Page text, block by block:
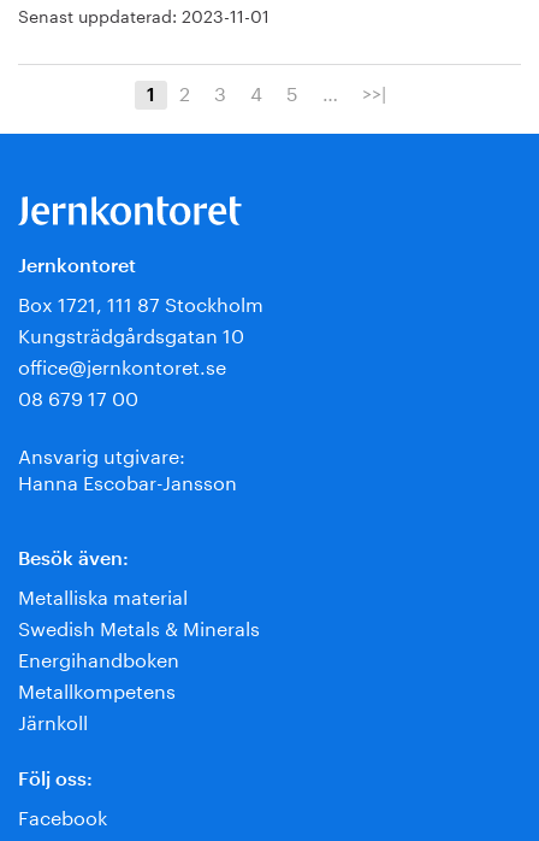
Senast uppdaterad: 2023-11-01
1 2 3 4 5 … >>|
Jernkontoret
Box 1721, 111 87 Stockholm
Kungsträdgårdsgatan 10
office@jernkontoret.se
08 679 17 00
Ansvarig utgivare:
Hanna Escobar-Jansson
Besök även:
Metalliska material
Swedish Metals & Minerals
Energihandboken
Metallkompetens
Järnkoll
Följ oss:
Facebook